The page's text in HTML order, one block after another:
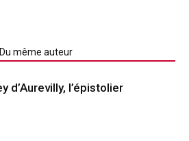
Du même auteur
d’Aurevilly, l’épistolier